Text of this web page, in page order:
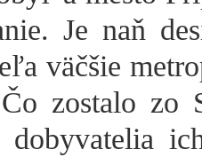
Je naň
väčšie
zostalo zo
dobyvatelia